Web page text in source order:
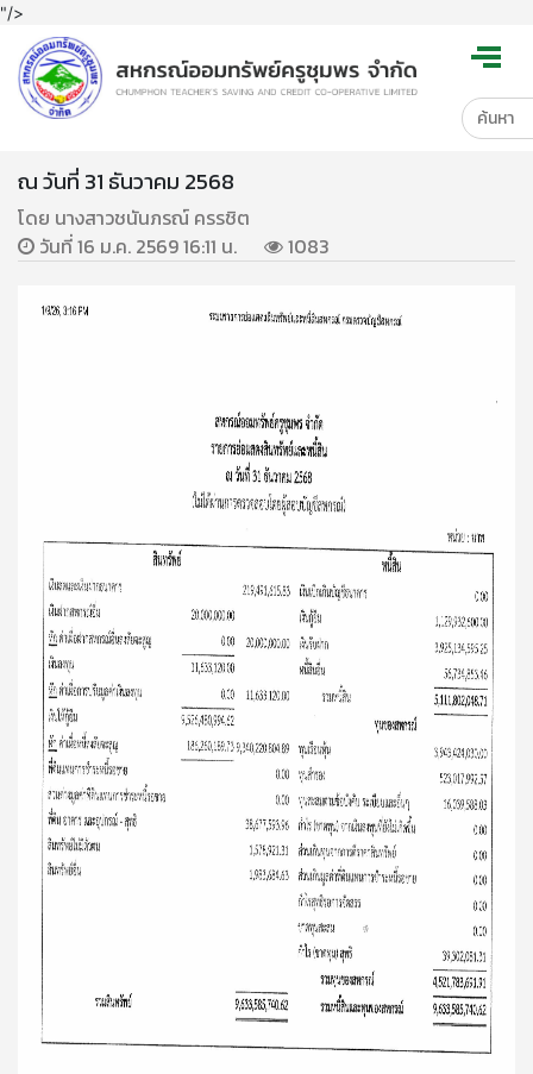
"/>
ณ วันที่ 31 ธันวาคม 2568
โดย นางสาวชนันภรณ์ ครรชิต
วันที่ 16 ม.ค. 2569 16:11 น.
1083